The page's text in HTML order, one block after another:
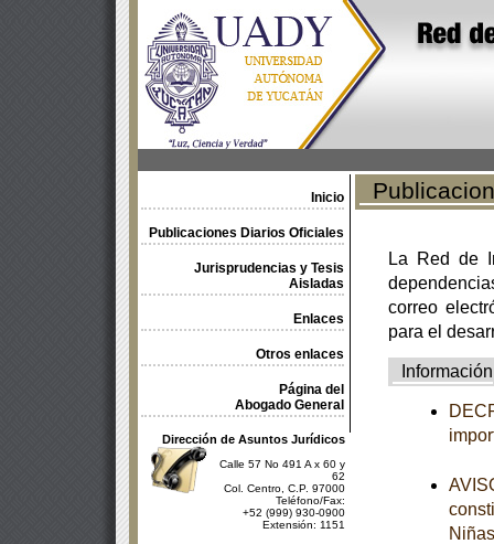
Inicio
Publicaciones Diarios Oficiales
Jurisprudencias y Tesis
Aisladas
Enlaces
Otros enlaces
Página del
Abogado General
Dirección de Asuntos Jurídicos
Calle 57 No 491 A x 60 y
62
Col. Centro, C.P. 97000
Teléfono/Fax:
+52 (999) 930-0900
Extensión: 1151
La Red de
correo
para el
Información